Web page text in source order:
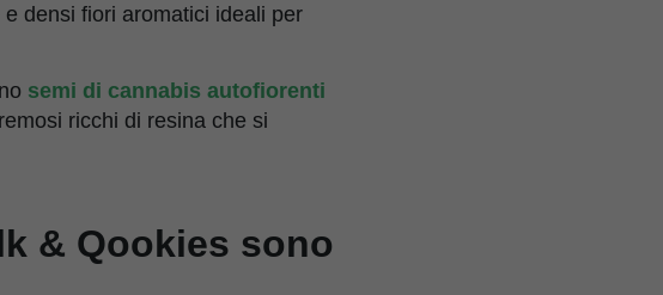
densi fiori aromatici ideali per
semi di cannabis autofiorenti
ricchi di resina che si
& Qookies sono